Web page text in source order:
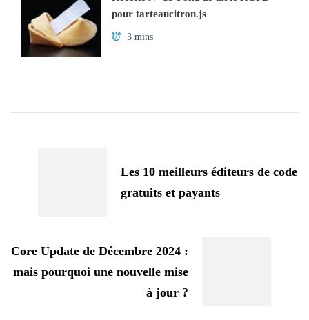
pour tarteaucitron.js
3 mins
Les 10 meilleurs éditeurs de code
gratuits et payants
Core Update de Décembre 2024 :
mais pourquoi une nouvelle mise
à jour ?